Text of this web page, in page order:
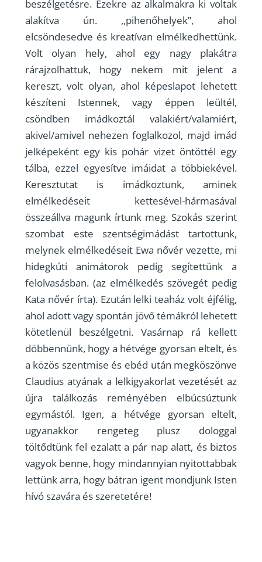
beszélgetésre. Ezekre az alkalmakra ki voltak
alakítva ún. ,,pihenőhelyek”, ahol
elcsöndesedve és kreatívan elmélkedhettünk.
Volt olyan hely, ahol egy nagy plakátra
rárajzolhattuk, hogy nekem mit jelent a
kereszt, volt olyan, ahol képeslapot lehetett
készíteni Istennek, vagy éppen leültél,
csöndben imádkoztál valakiért/valamiért,
akivel/amivel nehezen foglalkozol, majd imád
jelképeként egy kis pohár vizet öntöttél egy
tálba, ezzel egyesítve imáidat a többiekével.
Keresztutat is imádkoztunk, aminek
elmélkedéseit kettesével-hármasával
összeállva magunk írtunk meg. Szokás szerint
szombat este szentségimádást tartottunk,
melynek elmélkedéseit Ewa nővér vezette, mi
hidegkúti animátorok pedig segítettünk a
felolvasásban. (az elmélkedés szövegét pedig
Kata nővér írta). Ezután lelki teaház volt éjfélig,
ahol adott vagy spontán jövő témákról lehetett
kötetlenül beszélgetni. Vasárnap rá kellett
döbbennünk, hogy a hétvége gyorsan eltelt, és
a közös szentmise és ebéd után megköszönve
Claudius atyának a lelkigyakorlat vezetését az
újra találkozás reményében elbúcsúztunk
egymástól. Igen, a hétvége gyorsan eltelt,
ugyanakkor rengeteg plusz dologgal
töltődtünk fel ezalatt a pár nap alatt, és biztos
vagyok benne, hogy mindannyian nyitottabbak
lettünk arra, hogy bátran igent mondjunk Isten
hívó szavára és szeretetére!